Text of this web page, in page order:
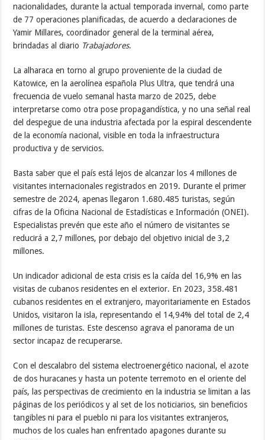
nacionalidades, durante la actual temporada invernal, como parte
de 77 operaciones planificadas, de acuerdo a declaraciones de
Yamir Millares, coordinador general de la terminal aérea,
brindadas al diario Trabajadores.
La alharaca en torno al grupo proveniente de la ciudad de
Katowice, en la aerolínea española Plus Ultra, que tendrá una
frecuencia de vuelo semanal hasta marzo de 2025, debe
interpretarse como otra pose propagandística, y no una señal real
del despegue de una industria afectada por la espiral descendente
de la economía nacional, visible en toda la infraestructura
productiva y de servicios.
Basta saber que el país está lejos de alcanzar los 4 millones de
visitantes internacionales registrados en 2019. Durante el primer
semestre de 2024, apenas llegaron 1.680.485 turistas, según
cifras de la Oficina Nacional de Estadísticas e Información (ONEI).
Especialistas prevén que este año el número de visitantes se
reducirá a 2,7 millones, por debajo del objetivo inicial de 3,2
millones.
Un indicador adicional de esta crisis es la caída del 16,9% en las
visitas de cubanos residentes en el exterior. En 2023, 358.481
cubanos residentes en el extranjero, mayoritariamente en Estados
Unidos, visitaron la isla, representando el 14,94% del total de 2,4
millones de turistas. Este descenso agrava el panorama de un
sector incapaz de recuperarse.
Con el descalabro del sistema electroenergético nacional, el azote
de dos huracanes y hasta un potente terremoto en el oriente del
país, las perspectivas de crecimiento en la industria se limitan a las
páginas de los periódicos y al set de los noticiarios, sin beneficios
tangibles ni para el pueblo ni para los visitantes extranjeros,
muchos de los cuales han enfrentado apagones durante su